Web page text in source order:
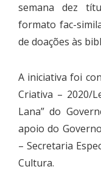
semana dez
formato fac-
de doações às
A iniciativa foi
Criativa – 2020/
Lana” do
apoio do
– Secretaria
Cultura.